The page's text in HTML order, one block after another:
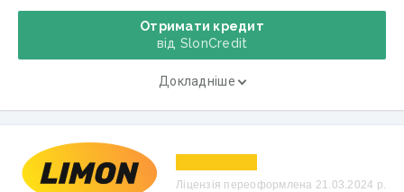
Отримати кредит
від SlonCredit
Докладніше
Ліцензія переоформлена 21.03.2024 р.